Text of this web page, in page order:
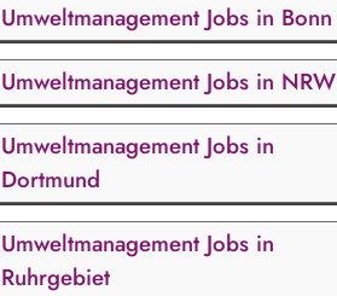
Umweltmanagement Jobs in Bonn
Umweltmanagement Jobs in NRW
Umweltmanagement Jobs in
Dortmund
Umweltmanagement Jobs in
Ruhrgebiet